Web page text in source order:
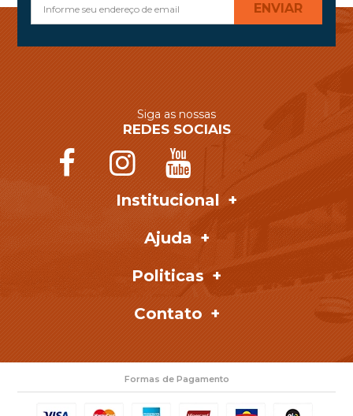
ENVIAR
Siga as nossas
REDES SOCIAIS
Institucional
Ajuda
Politicas
Contato
Formas de Pagamento